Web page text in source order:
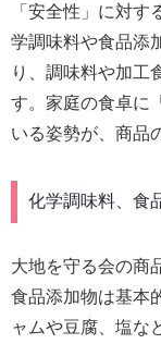
「安全性」に対
学調味料や食品添
り、調味料や加工
す。家庭の食卓に
いる姿勢が、商品
化学調味料、食
大地を守る会の商
食品添加物は基本
ャムや豆腐、塩な